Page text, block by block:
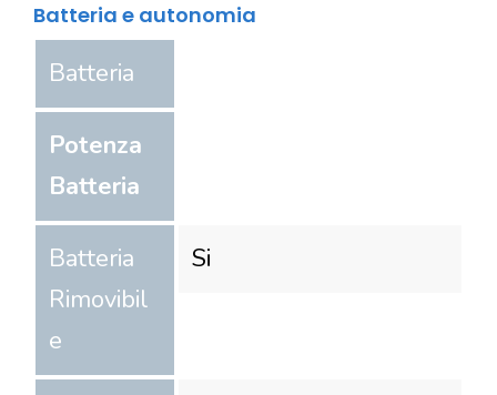
Batteria e autonomia
Batteria
Potenza
Batteria
Batteria
Rimovibil
e
Si